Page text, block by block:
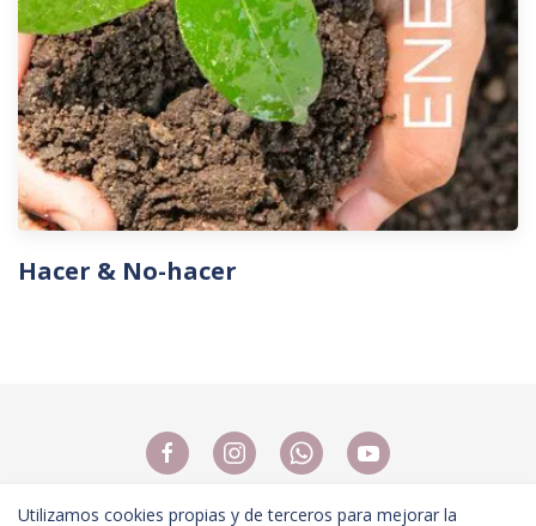
Hacer & No-hacer
Utilizamos cookies propias y de terceros para mejorar la